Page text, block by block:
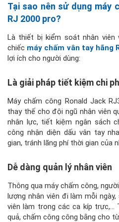
Tại sao nên sử dụng máy
RJ 2000 pro?
Là thiết bị kiểm soát nhân viên
chiếc máy chấm vân tay hãng
lợi ích cho người dùng:
Là giải pháp tiết kiệm chi
Máy chấm công Ronald Jack
thay thế cho đội ngũ nhân viên
nhân lực, tiết kiệm ngân sách
công nhận diện dấu vân tay
gian, tránh lãng phí thời gian của
Dễ dàng quản lý nhân viên
Thông qua máy chấm công,
lượng nhân viên đi làm mỗi
viên làm trong các ca kíp trực,…
quả, chấm công công bằng cho